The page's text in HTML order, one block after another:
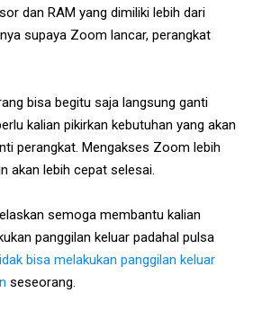
dan RAM yang dimiliki lebih dari
supaya Zoom lancar, perangkat
bisa begitu saja langsung ganti
kalian pikirkan kebutuhan yang akan
perangkat. Mengakses Zoom lebih
akan lebih cepat selesai.
semoga membantu kalian
panggilan keluar padahal pulsa
bisa melakukan panggilan keluar
seseorang.